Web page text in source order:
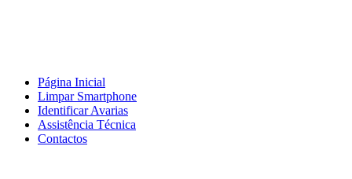
Página Inicial
Limpar Smartphone
Identificar Avarias
Assistência Técnica
Contactos